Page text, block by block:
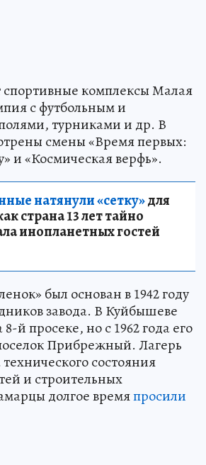
комплексы Малая
с футбольным и
турниками и др. В
смены «Время первых:
и «Космическая верфь».
натянули «сетку»для
страна 13 лет тайно
инопланетных гостей
был основан в 1942 году
завода. В Куйбышеве
й просеке, но с 1962 года его
Прибрежный. Лагерь
состояния
и строительных
долгое времяпросили